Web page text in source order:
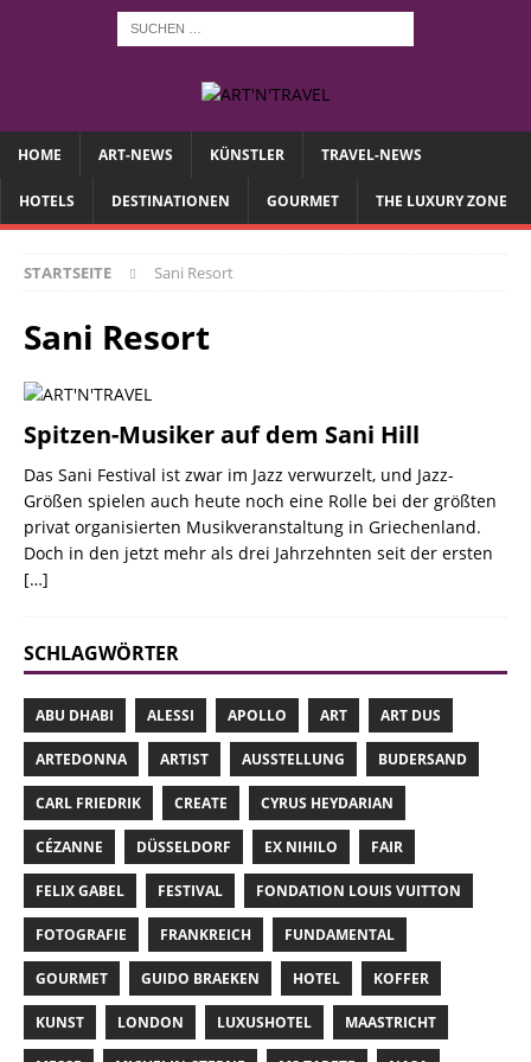
HOME ART-NEWS KÜNSTLER TRAVEL-NEWS
HOTELS DESTINATIONEN GOURMET THE LUXURY ZONE
STARTSEITE Sani Resort
Sani Resort
Spitzen-Musiker auf dem Sani Hill
Das Sani Festival ist zwar im Jazz verwurzelt, und Jazz-
Größen spielen auch heute noch eine Rolle bei der größten
privat organisierten Musikveranstaltung in Griechenland.
Doch in den jetzt mehr als drei Jahrzehnten seit der ersten
[…]
SCHLAGWÖRTER
ABU DHABI ALESSI APOLLO ART ART DUS
ARTEDONNA ARTIST AUSSTELLUNG BUDERSAND
CARL FRIEDRIK CREATE CYRUS HEYDARIAN
CÉZANNE DÜSSELDORF EX NIHILO FAIR
FELIX GABEL FESTIVAL FONDATION LOUIS VUITTON
FOTOGRAFIE FRANKREICH FUNDAMENTAL
GOURMET GUIDO BRAEKEN HOTEL KOFFER
KUNST LONDON LUXUSHOTEL MAASTRICHT